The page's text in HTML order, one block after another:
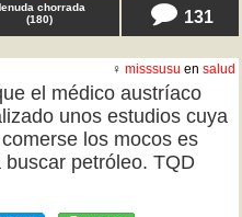
chorrada
(180) 131
♀ misssusu en salud
el médico austríaco
unos estudios cuya
los mocos es
petróleo. TQD